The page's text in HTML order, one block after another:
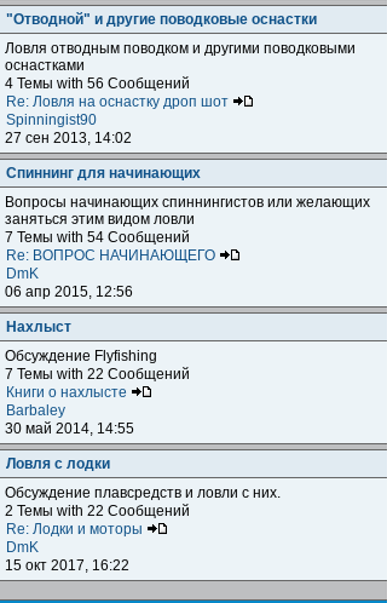
"Отводной" и другие поводковые оснастки
Ловля отводным поводком и другими поводковыми
оснастками
4 Темы with 56 Сообщений
Re: Ловля на оснастку дроп шот
Spinningist90
27 сен 2013, 14:02
Спиннинг для начинающих
Вопросы начинающих спиннингистов или желающих
заняться этим видом ловли
7 Темы with 54 Сообщений
Re: ВОПРОС НАЧИНАЮЩЕГО
DmK
06 апр 2015, 12:56
Нахлыст
Обсуждение Flyfishing
7 Темы with 22 Сообщений
Книги о нахлысте
Barbaley
30 май 2014, 14:55
Ловля с лодки
Обсуждение плавсредств и ловли с них.
2 Темы with 22 Сообщений
Re: Лодки и моторы
DmK
15 окт 2017, 16:22